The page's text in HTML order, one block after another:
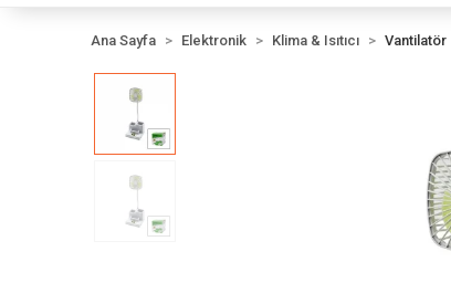
Ana Sayfa Elektronik Klima & Isıtıcı Vantilatör